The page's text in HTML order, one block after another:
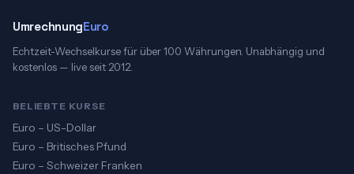
UmrechnungEuro
Echtzeit-Wechselkurse für über 100 Währungen. Unabhängig und
kostenlos — live seit 2012.
BELIEBTE KURSE
Euro – US-Dollar
Euro – Britisches Pfund
Euro – Schweizer Franken